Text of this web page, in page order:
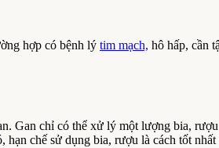
hợp có bệnh lý tim mạch, hô hấp, cần
Gan chỉ có thể xử lý một lượng bia,
hạn chế sử dụng bia, rượu là cách tốt nhất